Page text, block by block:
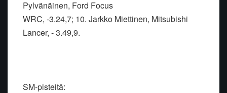
Pylvänäinen, Ford Focus
WRC, -3.24,7; 10. Jarkko Miettinen, Mitsubishi
Lancer, - 3.49,9.
SM-pisteitä: